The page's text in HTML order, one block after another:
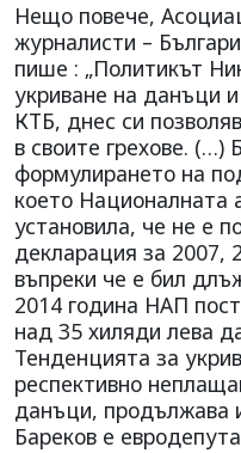
Нещо повече,
журналисти –
пише : „Политикът
укриване на данъци
КТБ, днес си
в своите грехове. (…)
формулирането на
което Националната
установила, че не е
декларация за 2007,
въпреки че е бил
2014 година НАП
над 35 хиляди лева
Тенденцията за
респективно
данъци, продължава
Бареков е